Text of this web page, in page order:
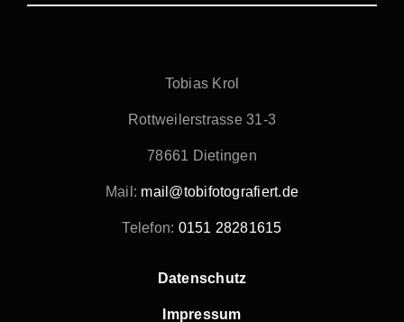
Tobias Krol
Rottweilerstrasse 31-3
78661 Dietingen
Mail: mail@tobifotografiert.de
Telefon: 0151 28281615
Datenschutz
Impressum